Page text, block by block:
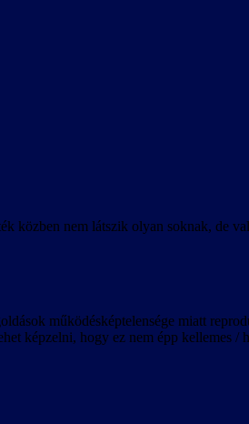
közben nem látszik olyan soknak, de
működésképtelensége miatt
képzelni, hogy ez nem épp kellemes /